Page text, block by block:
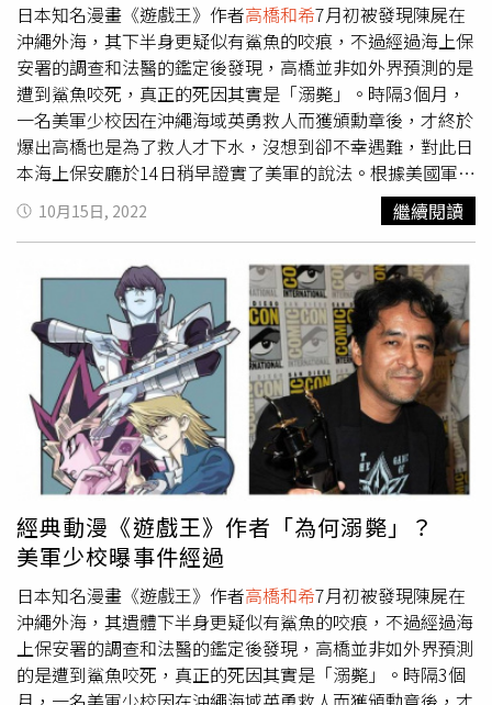
日本知名漫畫《遊戲王》作者高橋和希7月初被發現陳屍在
沖繩外海，其下半身更疑似有鯊魚的咬痕，不過經過海上保
安署的調查和法醫的鑑定後發現，高橋並非如外界預測的是
遭到鯊魚咬死，真正的死因其實是「溺斃」。時隔3個月，
一名美軍少校因在沖繩海域英勇救人而獲頒勳章後，才終於
爆出高橋也是為了救人才下水，沒想到卻不幸遇難，對此日
本海上保安廳於14日稍早證實了美軍的說法。根據美國軍媒
《星條旗報》（Stars and Stripes）報導，駐守於駐日美國
陸軍鳥居通訊站的49歲副作戰官兼美軍少校布爾喬
（Robert Bourgeau），於7月4日在沖繩美人魚石窟英勇救
出3名受困人士，因此於上個月獲頒勳章。當時他在岸上發
現一名日本婦女正在呼救，她的11歲女兒與另外一名39歲
的美國士兵也受困於激流當中。因此他跳海救人，先後將母
女，以及美國大兵3人救上岸。不過布爾喬上岸後才知道，
原來剛剛還有一個人也下海救人，但最後消失在海浪之中，
那個英勇救人的路人正是《遊戲王》的作者
高橋和希。布爾
喬難過表示，「他是英雄，他為了救人而死。」對此日本海
上保安廳於14日證實該項說法，據悉， 高橋和希在7月4日
於日本沖繩縣恩納村參與了一場溺水救援行動，根據當地新
聞社報導指出，當天有1家3口在水上活動過程中不幸被海浪
捲走，於是在事發地點附近的駐日美國陸軍隨即派人展開救
援，在救援行動結束過後，其中一位目擊者告訴美軍還有一
名男性有下水參與救援，但是那位男性沒有再爬上岸，後來
證實他就是 高橋和希本人，一直到7月6日才有人在沖繩縣名
護市沿岸發現他的遺體。據日媒報導，日本海上保安廳其實
從7月事發後沒多久就已經知道整件事情的樣貌，但考慮到1
家3口的精神狀態，而選擇不對外公布。
10月15日, 2022 繼續閱讀
經典動漫《遊戲王》作者「為何溺斃」？
美軍少校曝事件經過
日本知名漫畫《遊戲王》作者高橋和希7月初被發現陳屍在
沖繩外海，其遺體下半身更疑似有鯊魚的咬痕，不過經過海
上保安署的調查和法醫的鑑定後發現，高橋並非如外界預測
的是遭到鯊魚咬死，真正的死因其實是「溺斃」。時隔3個